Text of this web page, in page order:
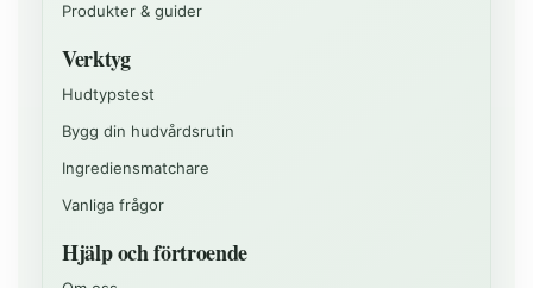
Produkter & guider
Verktyg
Hudtypstest
Bygg din hudvårdsrutin
Ingrediensmatchare
Vanliga frågor
Hjälp och förtroende